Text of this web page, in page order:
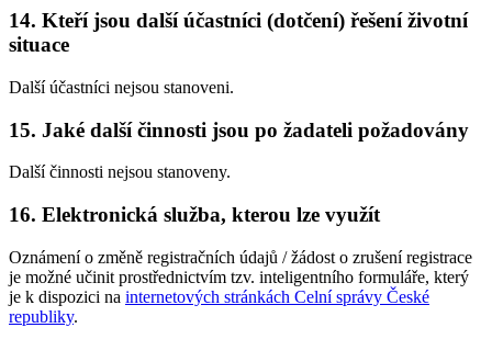
14. Kteří jsou další účastníci (dotčení) řešení životní
situace
Další účastníci nejsou stanoveni.
15. Jaké další činnosti jsou po žadateli požadovány
Další činnosti nejsou stanoveny.
16. Elektronická služba, kterou lze využít
Oznámení o změně registračních údajů / žádost o zrušení registrace
je možné učinit prostřednictvím tzv. inteligentního formuláře, který
je k dispozici na internetových stránkách Celní správy České
republiky.